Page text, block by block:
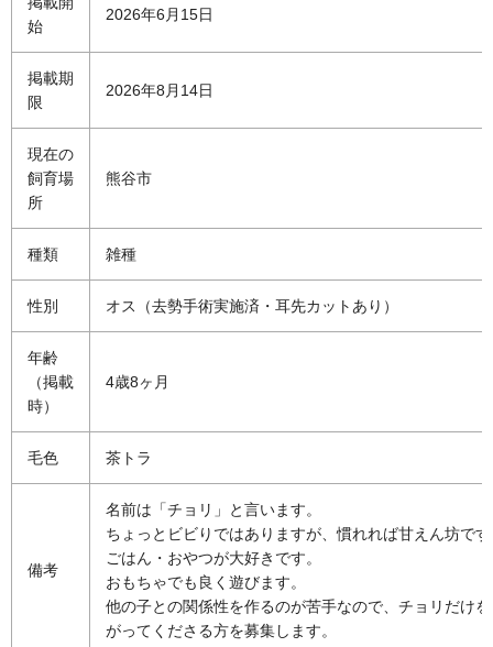
始
2026年6月15日
掲載期
限
2026年8月14日
現在の
飼育場
所
熊谷市
種類 雑種
性別 オス（去勢手術実施済・耳先カットあり）
年齢
（掲載
時）
4歳8ヶ月
毛色 茶トラ
備考
名前は「チョリ」と言います。
ちょっとビビりではありますが、慣れれば甘えん坊で
ごはん・おやつが大好きです。
おもちゃでも良く遊びます。
他の子との関係性を作るのが苦手なので、チョリだけ
がってくださる方を募集します。